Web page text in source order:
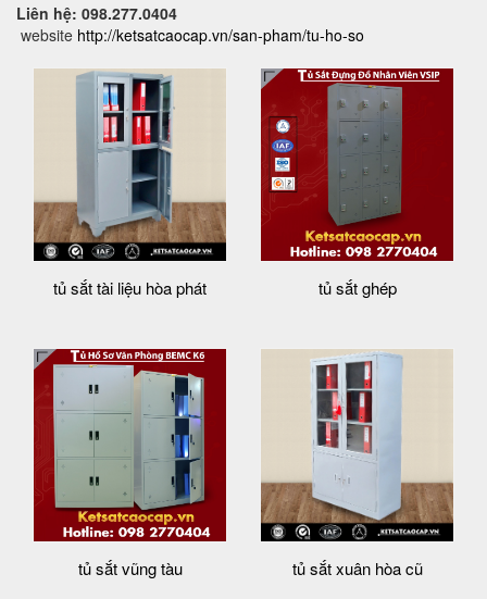
Liên hệ: 098.277.0404
website http://ketsatcaocap.vn/san-pham/tu-ho-so
tủ sắt tài liệu hòa phát tủ sắt ghép
tủ sắt vũng tàu tủ sắt xuân hòa cũ